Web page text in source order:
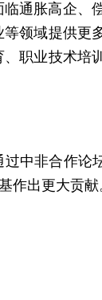
通胀高企
领域提供
职业技术
中非合作论
作出更大贡献